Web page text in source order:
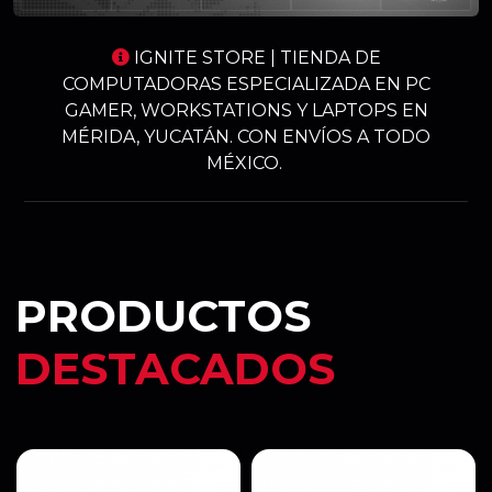
IGNITE STORE | TIENDA DE
COMPUTADORAS ESPECIALIZADA EN PC
GAMER, WORKSTATIONS Y LAPTOPS EN
MÉRIDA, YUCATÁN. CON ENVÍOS A TODO
MÉXICO.
PRODUCTOS
DESTACADOS